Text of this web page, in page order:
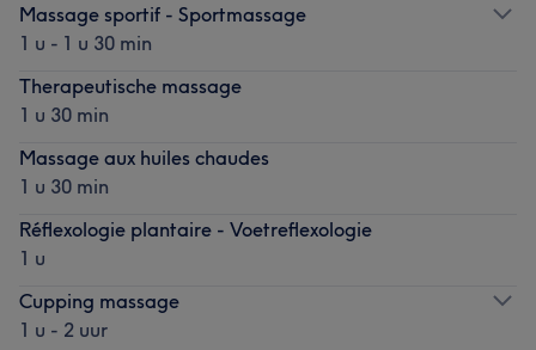
Massage sportif - Sportmassage
1 u - 1 u 30 min
Therapeutische massage
1 u 30 min
Massage aux huiles chaudes
1 u 30 min
Réflexologie plantaire - Voetreflexologie
1 u
Cupping massage
1 u - 2 uur